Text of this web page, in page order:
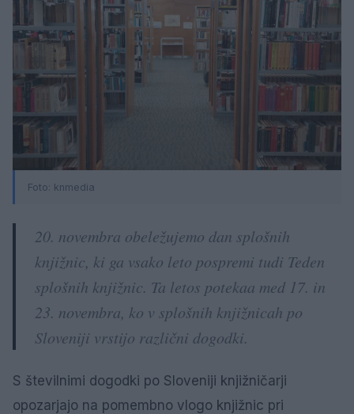
Foto: knmedia
20. novembra obeležujemo dan splošnih
knjižnic, ki ga vsako leto pospremi tudi Teden
splošnih knjižnic. Ta letos potekaa med 17. in
23. novembra, ko v splošnih knjižnicah po
Sloveniji vrstijo različni dogodki.
S številnimi dogodki po Sloveniji knjižničarji
opozarjajo na pomembno vlogo knjižnic pri